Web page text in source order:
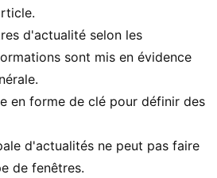
d'actualité selon les
sont mis en évidence
en forme de clé pour définir des
d'actualités ne peut pas faire
de fenêtres.